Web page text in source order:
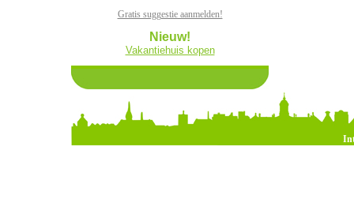
Gratis suggestie aanmelden!
Nieuw!
Vakantiehuis kopen